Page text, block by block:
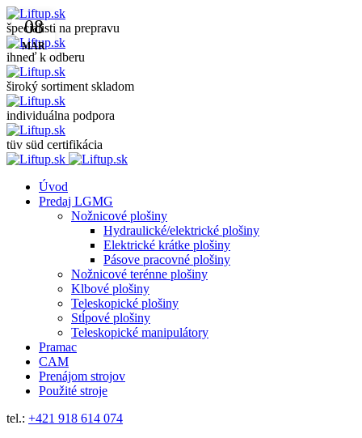
špecialisti na prepravu
ihneď k odberu
široký sortiment skladom
individuálna podpora
tüv süd certifikácia
Úvod
Predaj LGMG
Nožnicové plošiny
Hydraulické/elektrické plošiny
Elektrické krátke plošiny
Pásove pracovné plošiny
Nožnicové terénne plošiny
Klbové plošiny
Teleskopické plošiny
Stĺpové plošiny
Teleskopické manipulátory
Pramac
CAM
Prenájom strojov
Použité stroje
tel.: +421 918 614 074
08
MAR